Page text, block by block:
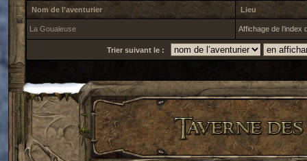
Nom de l’aventurier Lieu
La Goualeuse Affichage de l’index
Trier suivant le :